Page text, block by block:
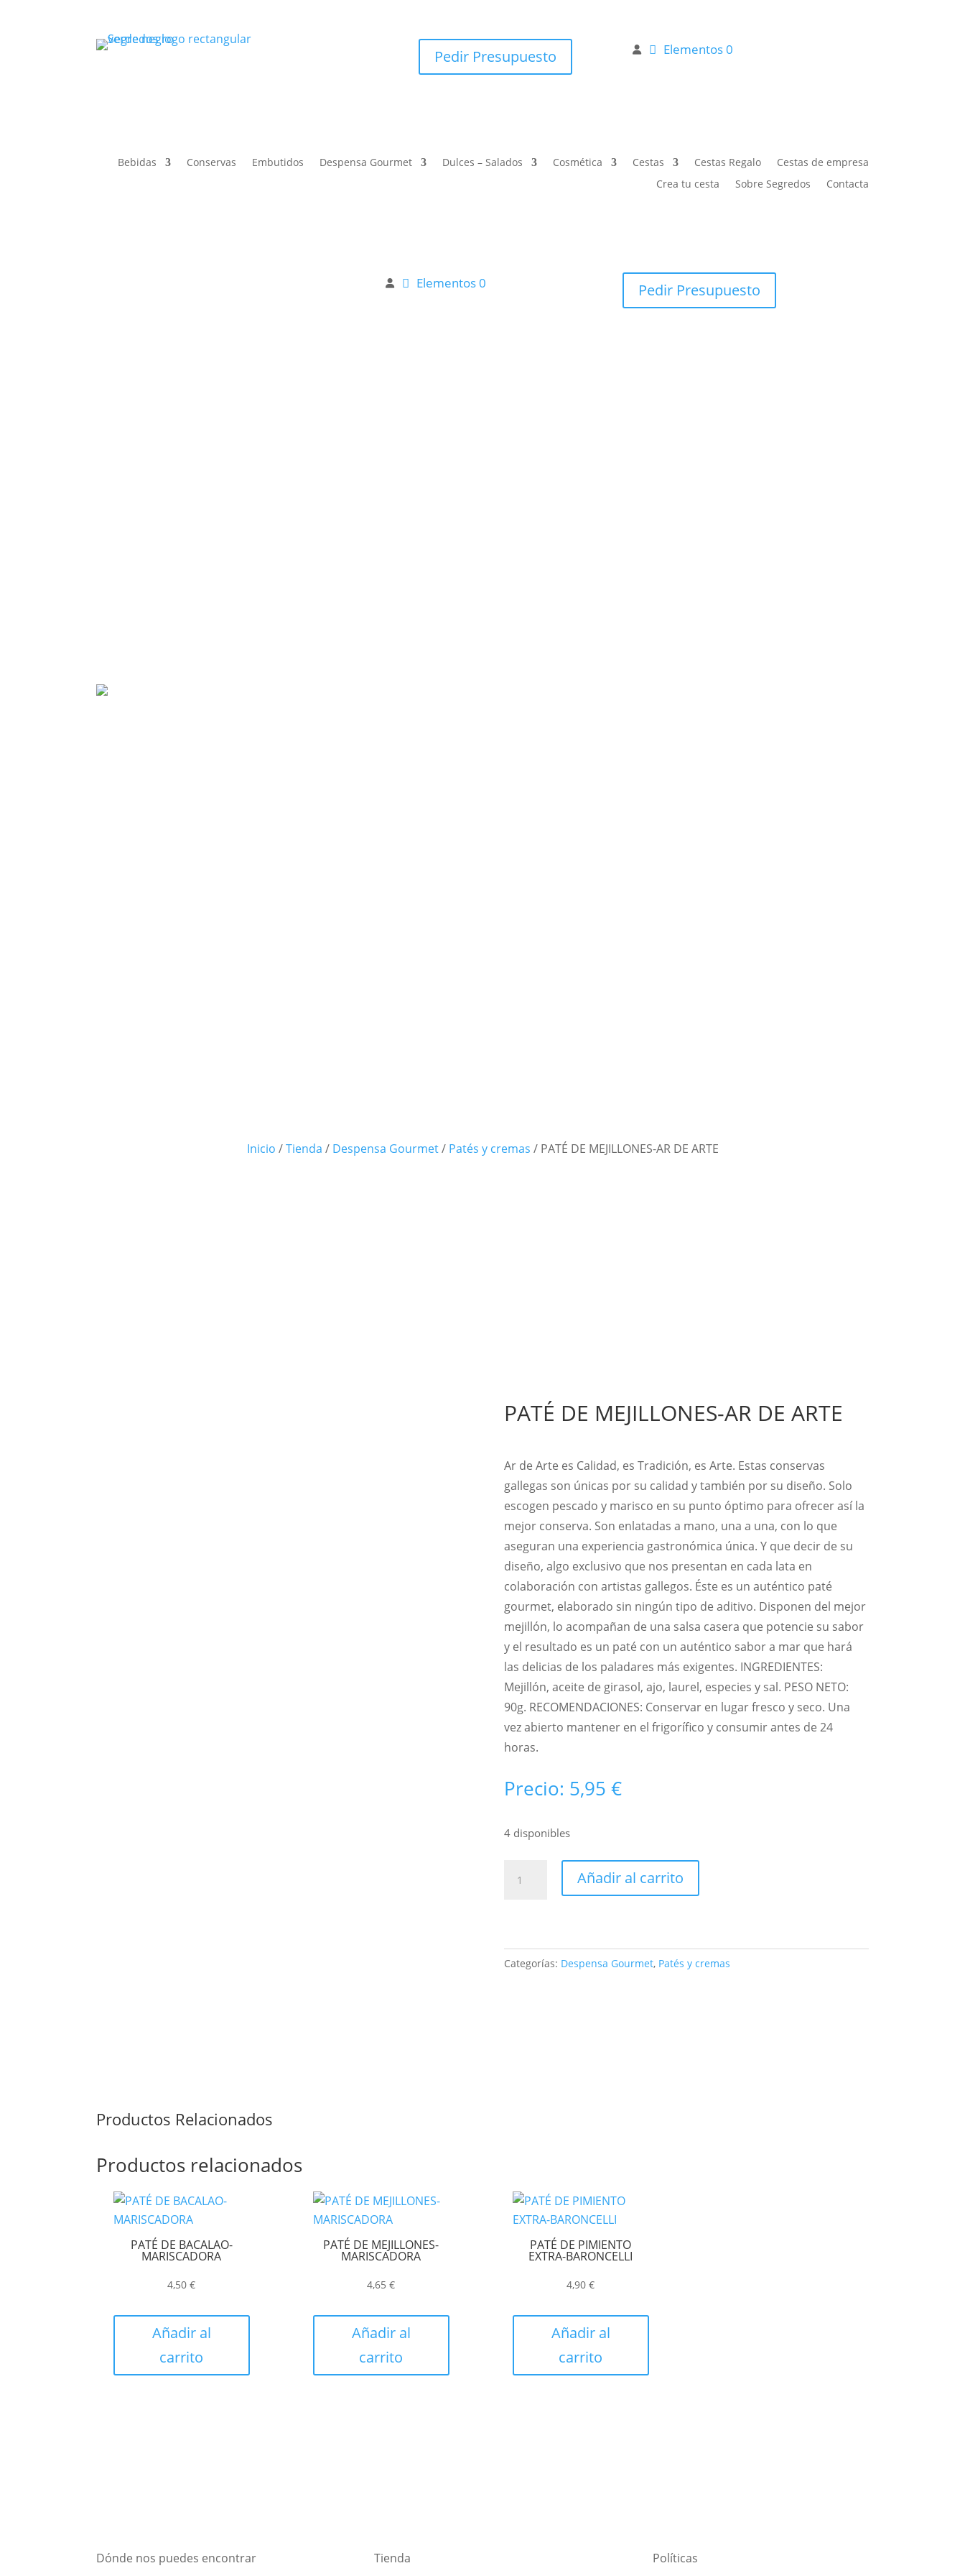
Pedir Presupuesto Elementos 0
Bebidas Conservas Embutidos Despensa Gourmet Dulces – Salados Cosmética Cestas Cestas Regalo
Cestas de empresa
Crea tu cesta
Sobre Segredos Contacta
Elementos 0 Pedir Presupuesto
Inicio /Tienda / Despensa Gourmet/ Patés y cremas / PATÉ DE MEJILLONES-AR DE ARTE
PATÉ DE MEJILLONES-AR DE ARTE
Ar de Arte es Calidad, es Tradición, es Arte. Estas conservas
gallegas son únicas por su calidad y también por su diseño. Solo
escogen pescado y marisco en su punto óptimo para ofrecer así la
mejor conserva. Son enlatadas a mano, una a una, con lo que
aseguran una experiencia gastronómica única. Y que decir de su
diseño, algo exclusivo que nos presentan en cada lata en
colaboración con artistas gallegos. Éste es un auténtico paté
gourmet, elaborado sin ningún tipo de aditivo. Disponen del mejor
mejillón, lo acompañan de una salsa casera que potencie su sabor
y el resultado es un paté con un auténtico sabor a mar que hará
las delicias de los paladares más exigentes. INGREDIENTES:
Mejillón, aceite de girasol, ajo, laurel, especies y sal. PESO NETO:
90g. RECOMENDACIONES: Conservar en lugar fresco y seco. Una
vez abierto mantener en el frigorífico y consumir antes de 24
horas.
Precio: 5,95 €
4 disponibles
DE
ARTE
Añadir al carrito
Categorías: Despensa Gourmet, Patés y cremas
Productos Relacionados
Productos relacionados
PATÉ DE BACALAO-
MARISCADORA
4,50€
Añadir al
carrito
PATÉ DE MEJILLONES-
MARISCADORA
4,65€
Añadir al
carrito
PATÉ DE PIMIENTO
EXTRA-BARONCELLI
4,90€
Añadir al
carrito
Dónde nos puedes encontrar Tienda Políticas